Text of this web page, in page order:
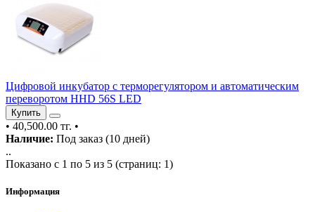
Цифровой инкубатор с терморегулятором и автоматическим
переворотом HHD 56S LED
Купить
• 40,500.00 тг. •
Наличие: Под заказ (10 дней)
..
Показано с 1 по 5 из 5 (страниц: 1)
Информация